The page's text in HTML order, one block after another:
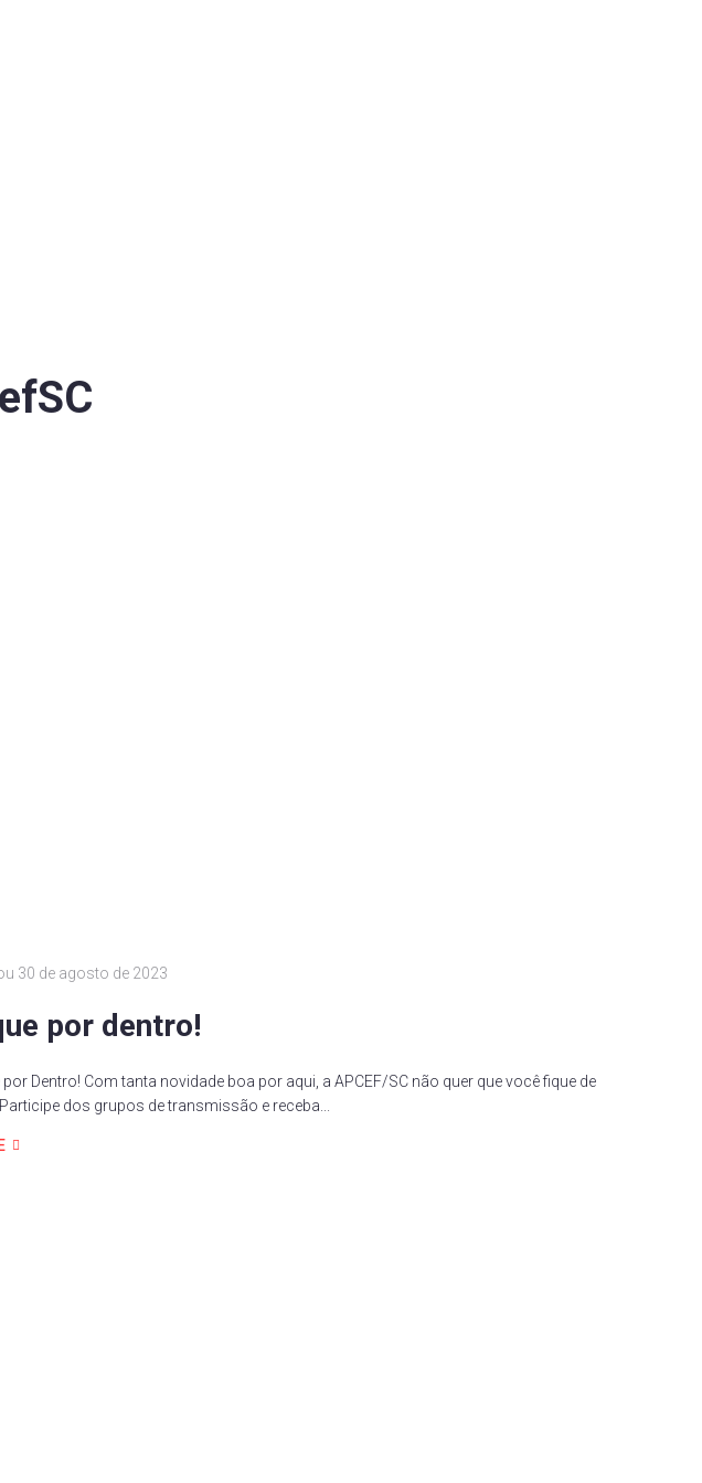
30 de agosto de 2023
por dentro!
por Dentro! Com tanta novidade boa por aqui, a APCEF/SC não quer que você fique de
dos grupos de transmissão e receba...